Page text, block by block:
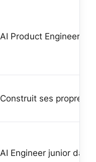
AI Product Engineer
Construit ses propres
AI Engineer junior